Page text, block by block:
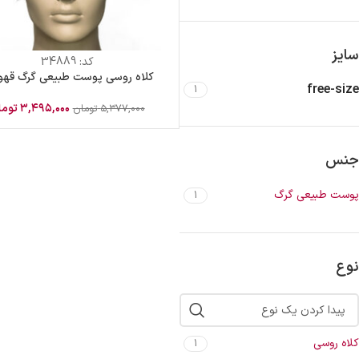
سایز
free-size
1
جنس
پوست طبیعی گرگ 1
نوع
کلاه روسی 1
کد:34889
کلاه روسی پوست طبیعی گرگ
۵,۳۷۷,۰۰۰ تومان ۳,۴۹۵,۰۰۰